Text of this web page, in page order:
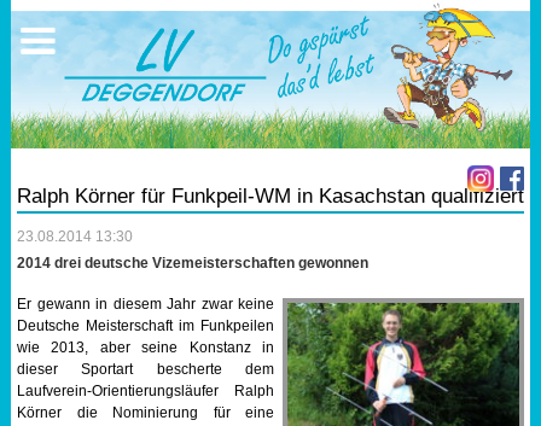
Ralph Körner für Funkpeil-WM in Kasachstan qualifiziert
23.08.2014 13:30
2014 drei deutsche Vizemeisterschaften gewonnen
Er gewann in diesem Jahr zwar keine
Deutsche Meisterschaft im Funkpeilen
wie 2013, aber seine Konstanz in
dieser Sportart bescherte dem
Laufverein-Orientierungsläufer Ralph
Körner die Nominierung für eine
Sportangebote
Trainingszeiten
Laufen
Lauf 10
Triathlon
Nordic Walking
Schwimmen
Ausschreibungen
17.05.2026 Triathlon
Ergebnisse
Ergebnisse
Mitgliedschaft
Vereinskleidung
Vorstandschaft
Übungs- Gruppenleiter
Dokumente
SEPA Info